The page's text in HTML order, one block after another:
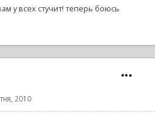
у всех стучит! теперь боюсь
2010